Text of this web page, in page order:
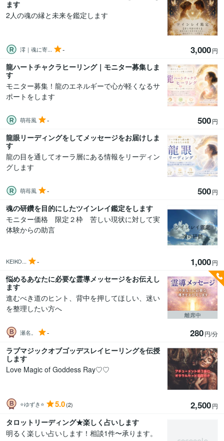
ます
2人の魂の縁と未来を鑑定します
澪｜魂に寄... - 3,000円
龍ハートチャクラヒーリング｜モニター募集しま
す
モニター募集！龍のエネルギーで心が軽くなるサ
ポートをします
萌苺風 - 500円
龍眼リーディングをしてメッセージをお届けしま
す
龍の目を通してオーラ層にある情報をリーディン
グします
萌苺風 - 500円
魂の研鑽を目的にしたツインレイ鑑定をします
モニター価格 限定２枠 苦しい現状に対して実
体験からの助言
KEIKO... - 1,000円
悩めるあなたに必要な霊導メッセージをお伝えし
ます
進むべき道のヒント、背中を押してほしい、迷い
を整理したい方へ
瀬名。 - 280円/分
離席中
ラブマジックオブゴッデスレイヒーリングを伝授
します
Love Magic of Goddess Ray♡♡
⭐ゆずき⭐ 5.0(2) 2,500円
タロットリーディング★楽しく占いします
明るく楽しい占いします！相談1件〜承ります。